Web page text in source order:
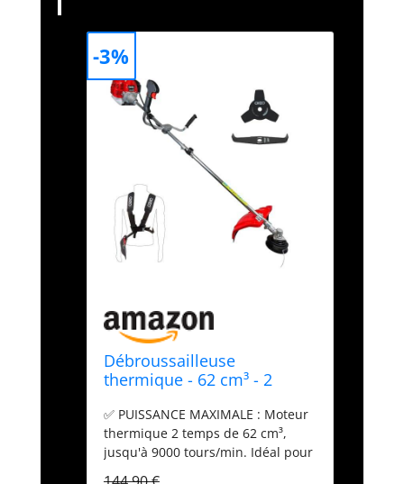
Débroussailleuse
thermique - 62 cm³ - 2
Essence - 2en1 - Coupe-
bordure - Tête double fil et
deux lames
✅ PUISSANCE MAXIMALE : Moteur
thermique 2 temps de 62 cm³,
jusqu'à 9000 tours/min. Idéal pour
-3%